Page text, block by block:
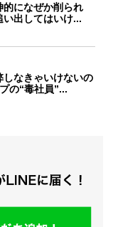
的になぜか削られ
出してはいけ...
しなきゃいけないの
の“毒社員”...